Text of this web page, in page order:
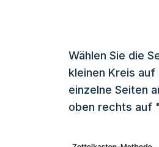
Wählen Sie die
kleinen Kreis
einzelne Seiten
oben rechts auf